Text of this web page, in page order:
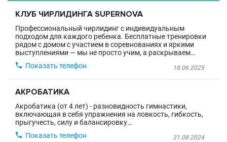
КЛУБ ЧИРЛИДИНГА SUPERNOVA
Профессиональный чирлидинг с индивидуальным
подходом для каждого ребенка. Бесплатные тренировки
рядом с домом с участием в соревнованиях и яркими
выступлениями — мы не просто учим, а раскрываем…
18.06.2025
 Показать телефон
АКРОБАТИКА
Акробатика (от 4 лет) - разновидность гимнастики,
включающая в себя упражнения на ловкость, гибкость,
прыгучесть, силу и балансировку…
31.08.2024
 Показать телефон